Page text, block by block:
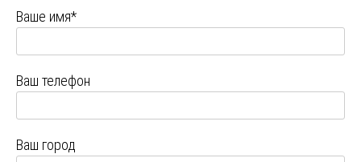
Ваше имя*
Ваш телефон
Ваш город